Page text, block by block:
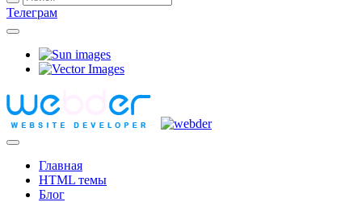
Телеграм
Главная
HTML темы
Блог